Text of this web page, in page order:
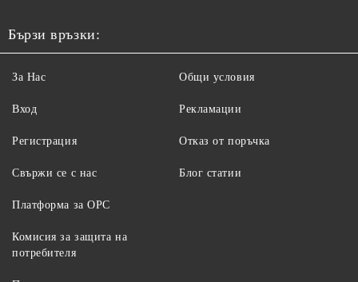
Бързи връзки:
За Нас
Вход
Регистрация
Свържи се с нас
Общи условия
Рекламации
Отказ от поръчка
Блог статии
Платформа за ОРС
Комисия за защита на
потребителя